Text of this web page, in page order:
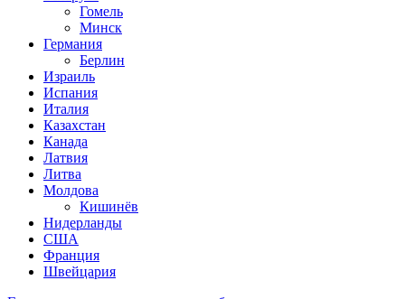
Гомель
Минск
Германия
Берлин
Израиль
Испания
Италия
Казахстан
Канада
Латвия
Литва
Молдова
Кишинёв
Нидерланды
США
Франция
Швейцария